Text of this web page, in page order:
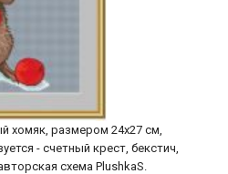
хомяк, размером 24х27 см,
- счетный крест, бекстич,
схема PlushkaS.